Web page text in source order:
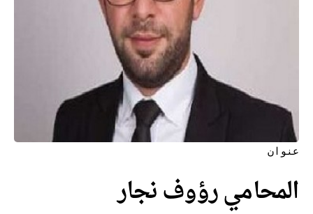
عنوان
المحامي رؤوفنجار